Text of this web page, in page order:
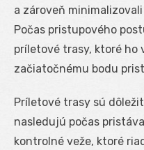
a zároveň
Počas pristupového
príletové trasy, ktoré ho
začiatočnému bodu
Príletové trasy sú
nasledujú počas
kontrolné veže, ktoré